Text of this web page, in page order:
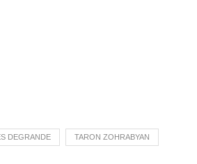
DEGRANDE TARON ZOHRABYAN